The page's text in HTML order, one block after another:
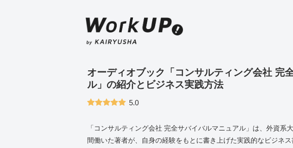
オーディオブック「コンサルティング会社 完
ル」の紹介とビジネス実践方法
5.0
「コンサルティング会社 完全サバイバルマニュアル」は、外資系
間働いた著者が、自身の経験をもとに書き上げた実践的なビジネ